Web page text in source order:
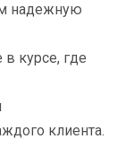
надежную
в курсе, где
клиента.